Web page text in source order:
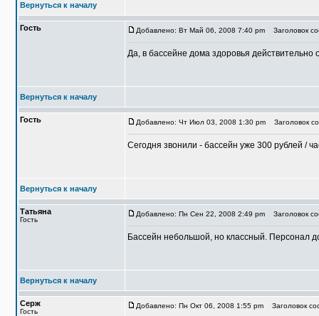
Вернуться к началу
Гость Добавлено: Вт Май 06, 2008 7:40 pm Заголовок
Да, в бассейне дома здоровья
Вернуться к началу
Гость Добавлено: Чт Июл 03, 2008 1:30 pm Заголовок
Сегодня звонили - бассейн уже 300 рублей /
Вернуться к началу
Татьяна
Гость
Добавлено: Пн Сен 22, 2008 2:49 pm Заголовок
Бассейн небольшой, но классный. Персонал
Вернуться к началу
Серж
Гость
Добавлено: Пн Окт 06, 2008 1:55 pm Заголовок